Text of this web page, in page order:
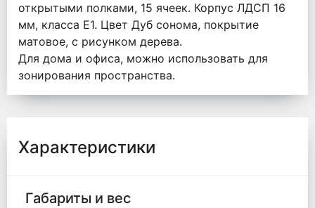
открытыми полками, 15 ячеек. Корпус ЛДСП 16
мм, класса Е1. Цвет Дуб сонома, покрытие
матовое, с рисунком дерева.
Для дома и офиса, можно использовать для
зонирования пространства.
Характеристики
Габариты и вес